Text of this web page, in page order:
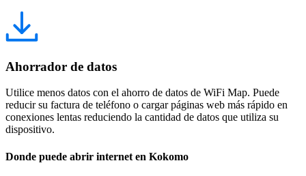
Ahorrador de datos
Utilice menos datos con el ahorro de datos de WiFi Map. Puede
reducir su factura de teléfono o cargar páginas web más rápido en
conexiones lentas reduciendo la cantidad de datos que utiliza su
dispositivo.
Donde puede abrir internet en Kokomo